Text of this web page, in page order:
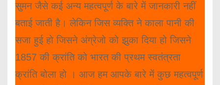
सुमन जैसे कई अन्य महत्वपूर्ण के बारे में जानकारी नहीं
बताई जाती है। लेकिन जिस व्यक्ति ने काला पानी की
सजा हुई हो जिसने अंग्रेजो को झुका दिया हो जिसने
1857 की क्रांति को भारत की प्रथम स्वतंत्रता
क्रांति बोला हो । आज हम आपके बारे में कुछ महत्वपूर्ण